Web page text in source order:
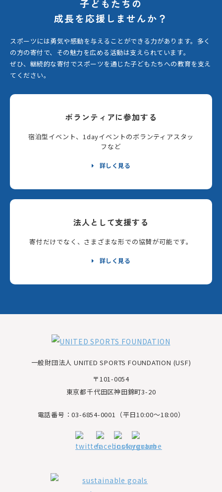
子どもたちの
成長を応援しませんか？
スポーツには勇気や感動を与えることができる力があります。 多く
の方の寄付で、その魅力を広める活動は支えられています。
ぜひ、継続的な寄付でスポーツを通じた子どもたちへの教育を支え
てください。
ボランティアに参加する
宿泊型イベント、1dayイベントのボランティアスタッ
フなど
詳しく見る
法人として支援する
寄付だけでなく、さまざまな形での協賛が可能です。
詳しく見る
一般財団法人 UNITED SPORTS FOUNDATION (USF)
〒101-0054
東京都千代田区神田錦町3-20
電話番号：03-6854-0001（平日10:00～18:00）